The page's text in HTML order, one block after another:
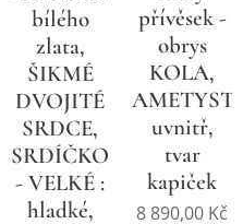
bílého
zlata,
ŠIKMÉ
DVOJITÉ
SRDCE,
SRDÍČKO
- VELKÉ :
hladké,
přívěsek -
obrys
KOLA,
AMETYST
uvnitř,
tvar
kapiček
8 890,00 Kč